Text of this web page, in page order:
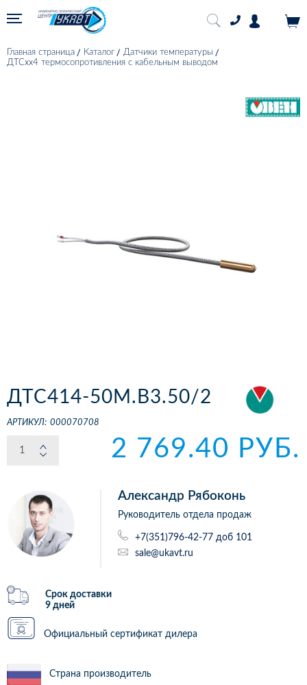
Главная страница Каталог
Датчики температуры
ДТСхх4 термосопротивления с кабельным выводом
ДТС414-50М.В3.50/2
АРТИКУЛ: 000070708
2 769.40 РУБ.
Александр Рябоконь
Руководитель отдела продаж
+7(351)796-42-77 доб 101
sale@ukavt.ru
Срок доставки
9 дней
Официальный сертификат дилера
Страна производитель